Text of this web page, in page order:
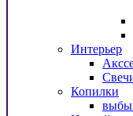
Интерьер
Копилки